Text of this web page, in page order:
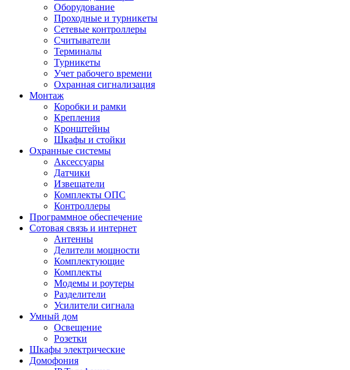
Оборудование
Проходные и турникеты
Сетевые контроллеры
Считыватели
Терминалы
Турникеты
Учет рабочего времени
Охранная сигнализация
Монтаж
Коробки и рамки
Крепления
Кронштейны
Шкафы и стойки
Охранные системы
Аксессуары
Датчики
Извещатели
Комплекты ОПС
Контроллеры
Программное обеспечение
Сотовая связь и интернет
Антенны
Делители мощности
Комплектующие
Комплекты
Модемы и роутеры
Разделители
Усилители сигнала
Умный дом
Освещение
Розетки
Шкафы электрические
Домофония